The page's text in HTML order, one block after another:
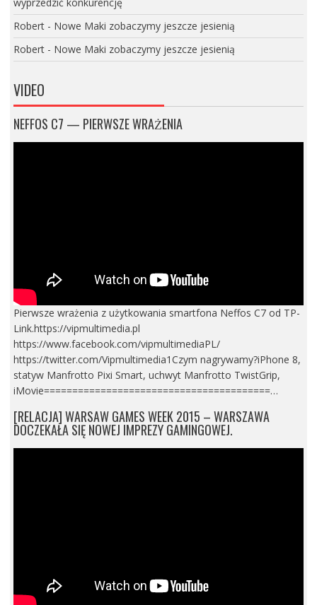
Robert- Nowe Maki zobaczymy jeszcze jesienią
Robert- Nowe Maki zobaczymy jeszcze jesienią
VIDEO
NEFFOS C7 — PIERWSZE WRAŻENIA
Pierwsze wrażenia z użytkowania smartfona Neffos C7 od TP-
Link.https://vipmultimedia.pl
https://www.facebook.com/vipmultimediaPL/
https://twitter.com/Vipmultimedia1Czym nagrywamy?iPhone 8,
statyw Manfrotto Pixi Smart, uchwyt Manfrotto TwistGrip,
iMovie========================================…
[RELACJA] WARSAW GAMES WEEK 2015 – WARSZAWA
DOCZEKAŁA SIĘ NOWEJ IMPREZY GAMINGOWEJ.